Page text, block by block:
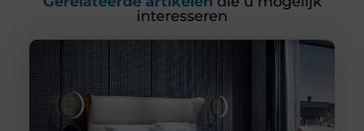
interesseren